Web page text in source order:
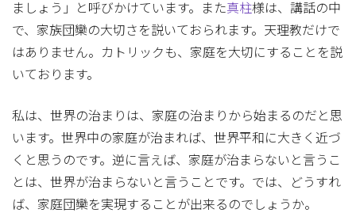
ましょう」と呼びかけています。また真柱様は、講話の中
で、家族団欒の大切さを説いておられます。天理教だけで
はありません。カトリックも、家庭を大切にすることを説
いております。
私は、世界の治まりは、家庭の治まりから始まるのだと思
います。世界中の家庭が治まれば、世界平和に大きく近づ
くと思うのです。逆に言えば、家庭が治まらないと言うこ
とは、世界が治まらないと言うことです。では、どうすれ
ば、家庭団欒を実現することが出来るのでしょうか。